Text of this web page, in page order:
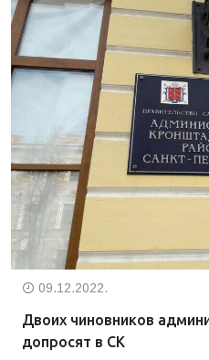
09.12.2022.
Двоих чиновников
допросят в СК